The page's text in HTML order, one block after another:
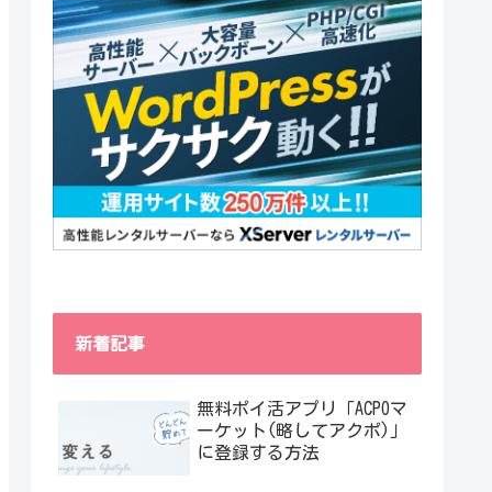
新着記事
無料ポイ活アプリ「ACPOマ
ーケット(略してアクポ)」
に登録する方法